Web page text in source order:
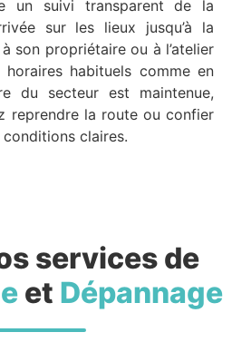
un suivi transparent de la
sur les lieux jusqu’à la
son propriétaire ou à l’atelier
habituels comme en
du secteur est maintenue,
reprendre la route ou confier
claires.
services de
et Dépannage